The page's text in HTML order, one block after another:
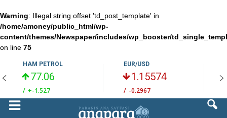
Warning: Illegal string offset 'td_post_template' in
/home/amoney/public_html/wp-
content/themes/Newspaper/includes/wp_booster/
on line 75
HAM PETROL
77.06
/ +-1.527
EUR/USD
1.15574
/ -0.2967